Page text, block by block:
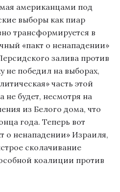
американцами под
выборы как пиар
трансформируется в
«пакт о ненападении»
залива против
не победил на выборах,
часть этой
не будет, несмотря на
из Белого дома, что
года. Теперь вот
о ненападении» Израиля,
сколачивание
коалиции против